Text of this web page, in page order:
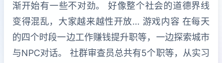
渐开始有一些不对劲。 好像整个社会的道德界线
变得混乱，大家越来越性开放… 游戏内容 在每天
的四个时段一边工作赚钱提升职等，一边探索城市
与NPC对话。 社群审查员总共有5个职等，从实习